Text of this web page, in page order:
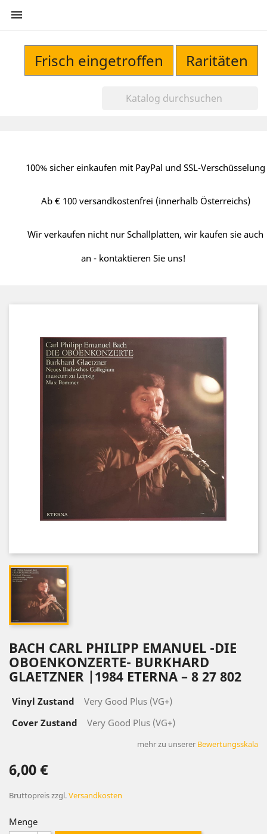

Frisch eingetroffen Raritäten
100% sicher einkaufen mit PayPal und SSL-Verschüsselung
Ab € 100 versandkostenfrei (innerhalb Österreichs)
Wir verkaufen nicht nur Schallplatten, wir kaufen sie auch
an - kontaktieren Sie uns!
BACH CARL PHILIPP EMANUEL -DIE
OBOENKONZERTE- BURKHARD
GLAETZNER |1984 ETERNA ‎– 8 27 802
Vinyl Zustand
Very Good Plus (VG+)
Cover Zustand
Very Good Plus (VG+)
mehr zu unserer Bewertungsskala
6,00 €
Bruttopreiszzgl.Versandkosten
Menge